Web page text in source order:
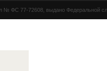
ФС 77-72608, выдано Федеральной